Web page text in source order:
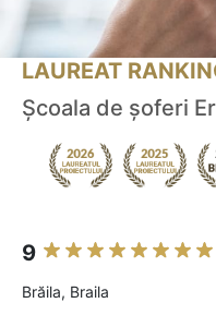
LAUREAT
Școala de șoferi
9
Brăila, Braila